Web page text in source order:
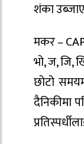
शंका
मकर –
भो, ज, जि,
छोटो
दैनिकीमा